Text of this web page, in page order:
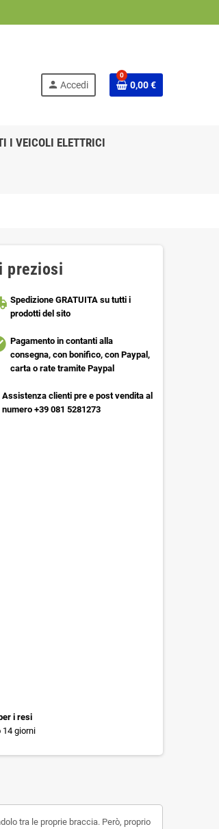
person Accedi
0
0,00 €
I VEICOLI ELETTRICI
preziosi
Spedizione GRATUITA su tutti i
prodotti del sito
Pagamento in contanti alla
consegna, con bonifico, con Paypal,
carta o rate tramite Paypal
Assistenza clienti pre e post vendita al
numero +39 081 5281273
i resi
14 giorni
tra le proprie braccia. Però, proprio